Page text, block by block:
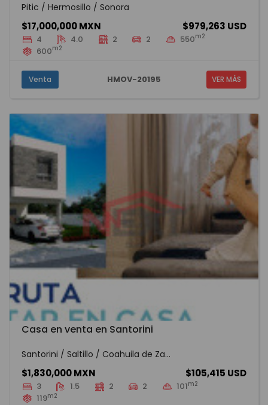
Pitic / Hermosillo / Sonora
$17,000,000 MXN $979,263 USD
4 4.0 2 2 550m2
600m2
Venta HMOV-20195 VER MÁS
Casa en venta en Santorini
Santorini / Saltillo / Coahuila de Za...
$1,830,000 MXN $105,415 USD
3 1.5 2 2 101m2
119m2